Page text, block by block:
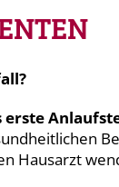
erste
Hausarzt